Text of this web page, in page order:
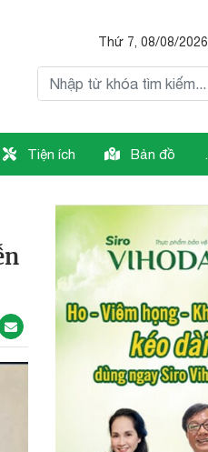
Thứ 7, 08/08/2026
Tiện ích Bản đồ .